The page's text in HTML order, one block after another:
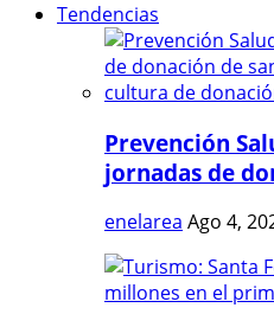
Tendencias
Prevención
jornadas de
enelarea Ago 4,